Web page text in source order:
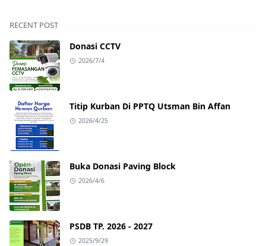
RECENT POST
Donasi CCTV
2026/7/4
Titip Kurban Di PPTQ Utsman Bin Affan
2026/4/25
Buka Donasi Paving Block
2026/4/6
PSDB TP. 2026 - 2027
2025/9/29